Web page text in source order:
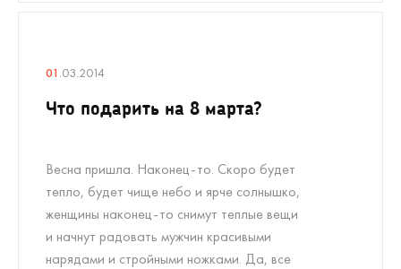
01 .03.2014
Что подарить на 8 марта?
Весна пришла. Наконец-то. Скоро будет
тепло, будет чище небо и ярче солнышко,
женщины наконец-то снимут теплые вещи
и начнут радовать мужчин красивыми
нарядами и стройными ножками. Да, все